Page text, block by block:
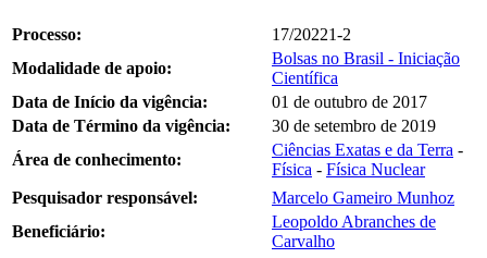
Processo:
17/20221-2
Modalidade de apoio:
Bolsas no Brasil - Iniciação
Científica
Data de Início da vigência:
01 de outubro de 2017
Data de Término da vigência:
30 de setembro de 2019
Área de conhecimento:
Ciências Exatas e da Terra -
Física - Física Nuclear
Pesquisador responsável:
Marcelo Gameiro Munhoz
Beneficiário:
Leopoldo Abranches de
Carvalho